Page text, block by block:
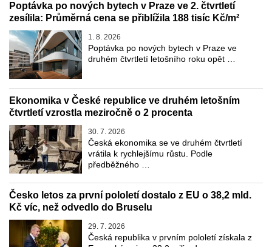
Poptávka po nových bytech v Praze ve 2. čtvrtletí
zesílila: Průměrná cena se přiblížila 188 tisíc Kč/m²
1. 8. 2026
Poptávka po nových bytech v Praze ve
druhém čtvrtletí letošního roku opět …
Ekonomika v České republice ve druhém letošním
čtvrtletí vzrostla meziročně o 2 procenta
30. 7. 2026
Česká ekonomika se ve druhém čtvrtletí
vrátila k rychlejšímu růstu. Podle
předběžného …
Česko letos za první pololetí dostalo z EU o 38,2 mld.
Kč víc, než odvedlo do Bruselu
29. 7. 2026
Česká republika v prvním pololetí získala z